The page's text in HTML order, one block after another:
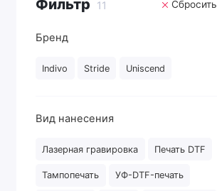
Фильтр 11 Сбросить
Бренд
Indivo Stride Uniscend
Вид нанесения
Лазерная гравировка Печать DTF
Тампопечать УФ-DTF-печать